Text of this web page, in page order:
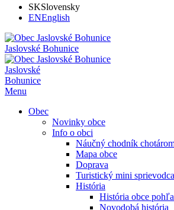
SKSlovensky
ENEnglish
Jaslovské Bohunice
Jaslovské
Bohunice
Menu
Obec
Novinky obce
Info o obci
Náučný chodník
Mapa obce
Doprava
Turistický mini sprievodca
História
História obce
Novodobá história